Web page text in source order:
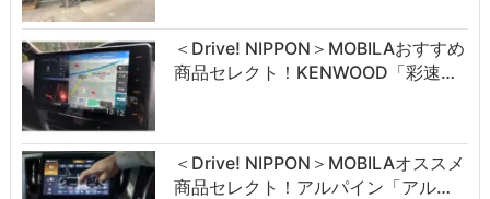
＜Drive! NIPPON＞MOBILAおすすめ
商品セレクト！KENWOOD「彩速…
＜Drive! NIPPON＞MOBILAオススメ
商品セレクト！アルパイン「アル…